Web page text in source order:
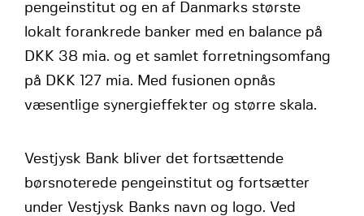
pengeinstitut og en af Danmarks største
lokalt forankrede banker med en balance på
DKK 38 mia. og et samlet forretningsomfang
på DKK 127 mia. Med fusionen opnås
væsentlige synergieffekter og større skala.
Vestjysk Bank bliver det fortsættende
børsnoterede pengeinstitut og fortsætter
under Vestjysk Banks navn og logo. Ved